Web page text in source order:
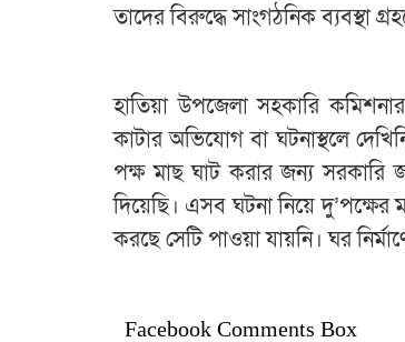
তাদের বিরুদ্ধে সাংগঠনিক ব্যবস্থা
হাতিয়া উপজেলা সহকারি
কাটার অভিযোগ বা ঘটনাস্থলে
পক্ষ মাছ ঘাট করার জন্য
দিয়েছি। এসব ঘটনা নিয়ে
করছে সেটি পাওয়া যায়নি। ঘর
Facebook Comments Box